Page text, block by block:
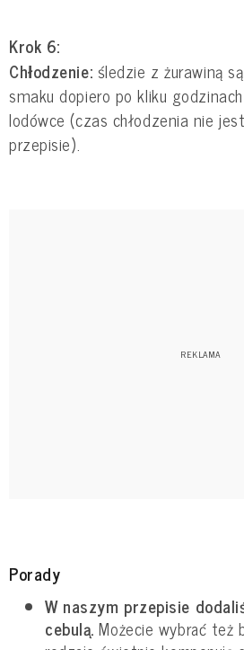
Krok 6:
Chłodzenie: śledzie z żurawiną
smaku dopiero po kliku
lodówce (czas chłodzenia nie
przepisie).
Porady
W naszym przepisie
cebulą.Możecie wybrać też